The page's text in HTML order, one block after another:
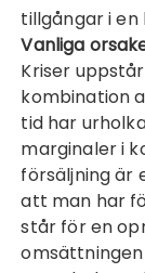
tillgångar i en
Vanliga
Kriser
kombination
tid har
marginaler i
försäljning är
att man har
står för en